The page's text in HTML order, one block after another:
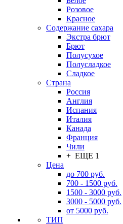
Розовое
Красное
Содержание сахара
Экстра брют
Брют
Полусухое
Полусладкое
Сладкое
Страна
Россия
Англия
Испания
Италия
Канада
Франция
Чили
+ ЕЩЕ 1
Цена
до 700 руб.
700 - 1500 руб.
1500 - 3000 руб.
3000 - 5000 руб.
от 5000 руб.
ТИП